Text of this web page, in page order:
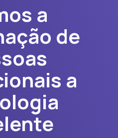
a
de
a